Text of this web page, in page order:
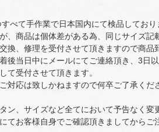
べて手作業で日本国内にて検品しており
、商品は個体差がある為、同じサイズ記
換、修理を受付させて頂きますので商品
後当日中にメールにてご連絡頂き、3日
て受付させて頂きます。
対応は致しかねますので何卒ご了承くだ
ン、サイズなど全てにおいて予告なく変
てお客様自身でご確認頂きましてからご